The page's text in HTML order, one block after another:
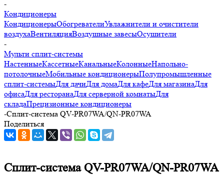
-
Кондиционеры
КондиционерыОбогревателиУвлажнители и очистители
воздухаВентиляцияВоздушные завесыОсушители
-
Мульти сплит-системы
НастенныеКассетныеКанальныеКолонныеНапольно-
потолочныеМобильные кондиционерыПолупромышленные
сплит-системыДля дачиДля домаДля кафеДля магазинаДля
офисаДля ресторанаДля серверной комнатыДля
складаПрецизионные кондиционеры
-Сплит-система QV-PR07WA/QN-PR07WA
Поделиться
Сплит-система QV-PR07WA/QN-PR07WA